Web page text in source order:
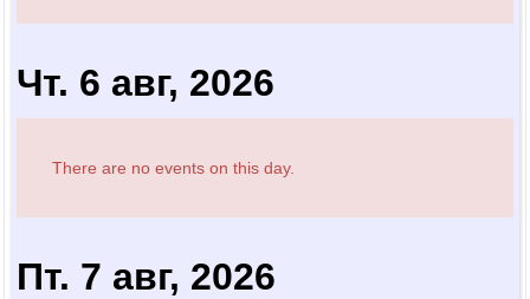
Чт. 6 авг, 2026
There are no events on this day.
Пт. 7 авг, 2026